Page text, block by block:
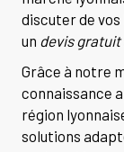
discuter de
un devis gratuit
Grâce à notre
connaissance
région
solutions